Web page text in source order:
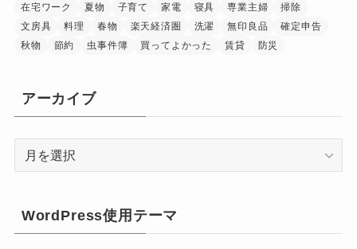
在宅ワーク
夏物 子育て 家電 寝具 専業主婦
掃除
文房具
料理 春物 楽天経済圏 洗濯 無印良品
確定申告
秋物
節約 虫事件簿 買ってよかった 賃貸 防災
アーカイブ
WordPress使用テーマ